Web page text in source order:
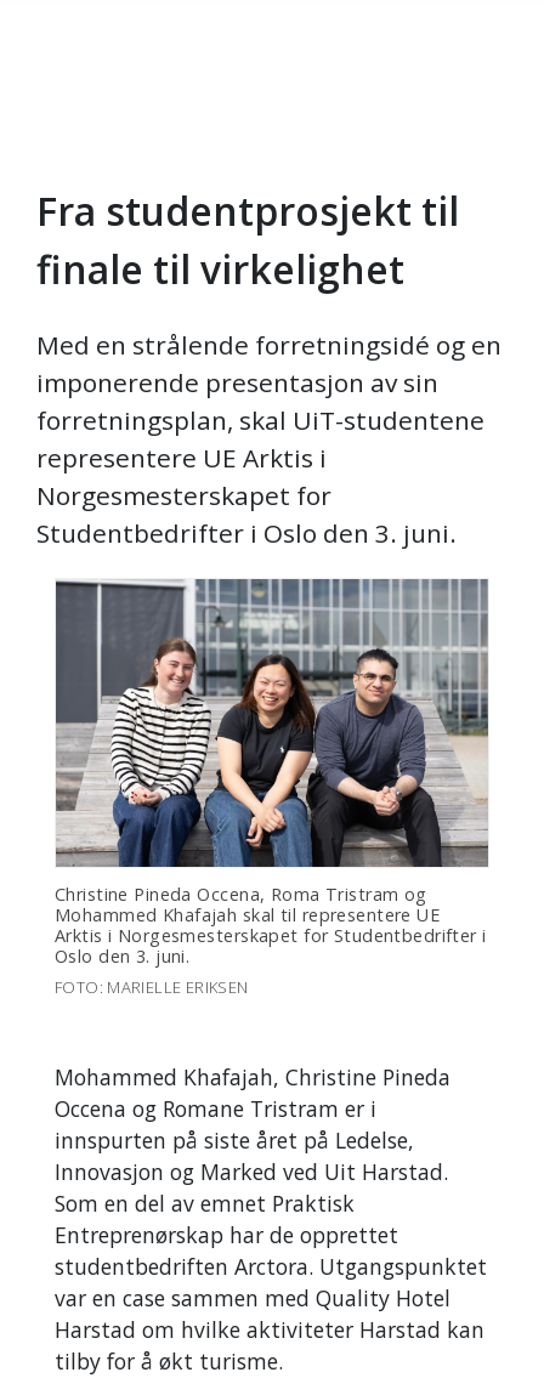
Gå til hovedinnhold
Fra studentprosjekt til
finale til virkelighet
Med en strålende forretningsidé og en
imponerende presentasjon av sin
forretningsplan, skal UiT-studentene
representere UE Arktis i
Norgesmesterskapet for
Studentbedrifter i Oslo den 3. juni.
Christine Pineda Occena, Roma Tristram og
Mohammed Khafajah skal til representere UE
Arktis i Norgesmesterskapet for Studentbedrifter i
Oslo den 3. juni.
FOTO: MARIELLE ERIKSEN
Mohammed Khafajah, Christine Pineda
Occena og Romane Tristram er i
innspurten på siste året på Ledelse,
Innovasjon og Marked ved Uit Harstad.
Som en del av emnet Praktisk
Entreprenørskap har de opprettet
studentbedriften Arctora. Utgangspunktet
var en case sammen med Quality Hotel
Harstad om hvilke aktiviteter Harstad kan
tilby for å økt turisme.